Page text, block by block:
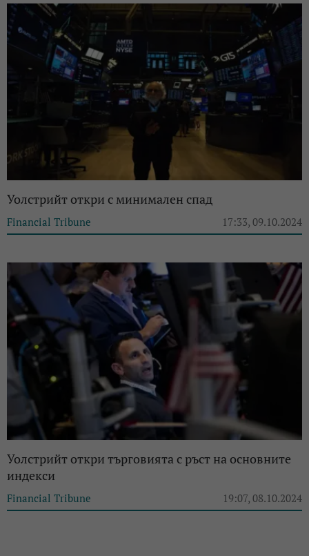
Уолстрийт откри с минимален спад
Financial Tribune 17:33, 09.10.2024
Уолстрийт откри търговията с ръст на основните
индекси
Financial Tribune 19:07, 08.10.2024